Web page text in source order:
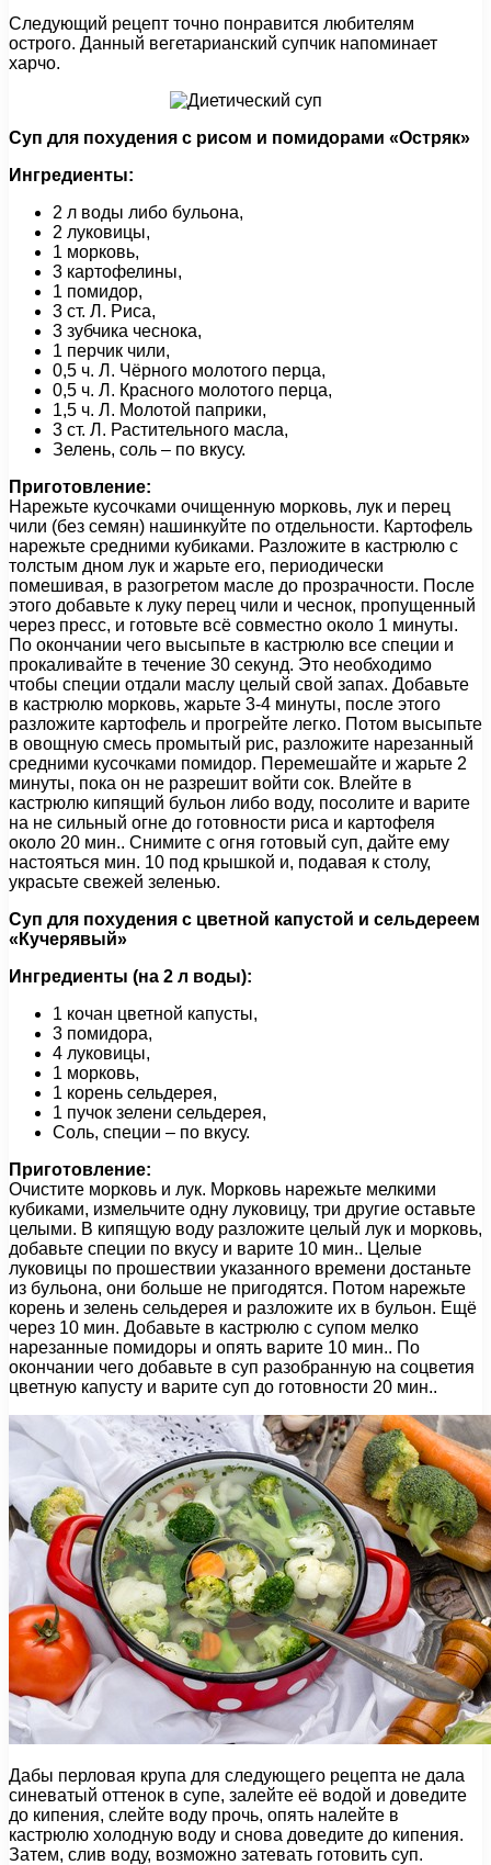
Следующий рецепт точно понравится любителям
острого. Данный вегетарианский супчик напоминает
харчо.
Суп для похудения с рисом и помидорами «Остряк»
Ингредиенты:
2 л воды либо бульона,
2 луковицы,
1 морковь,
3 картофелины,
1 помидор,
3 ст. Л. Риса,
3 зубчика чеснока,
1 перчик чили,
0,5 ч. Л. Чёрного молотого перца,
0,5 ч. Л. Красного молотого перца,
1,5 ч. Л. Молотой паприки,
3 ст. Л. Растительного масла,
Зелень, соль – по вкусу.
Приготовление:
Нарежьте кусочками очищенную морковь, лук и перец
чили (без семян) нашинкуйте по отдельности. Картофель
нарежьте средними кубиками. Разложите в кастрюлю с
толстым дном лук и жарьте его, периодически
помешивая, в разогретом масле до прозрачности. После
этого добавьте к луку перец чили и чеснок, пропущенный
через пресс, и готовьте всё совместно около 1 минуты.
По окончании чего высыпьте в кастрюлю все специи и
прокаливайте в течение 30 секунд. Это необходимо
чтобы специи отдали маслу целый свой запах. Добавьте
в кастрюлю морковь, жарьте 3-4 минуты, после этого
разложите картофель и прогрейте легко. Потом высыпьте
в овощную смесь промытый рис, разложите нарезанный
средними кусочками помидор. Перемешайте и жарьте 2
минуты, пока он не разрешит войти сок. Влейте в
кастрюлю кипящий бульон либо воду, посолите и варите
на не сильный огне до готовности риса и картофеля
около 20 мин.. Снимите с огня готовый суп, дайте ему
настояться мин. 10 под крышкой и, подавая к столу,
украсьте свежей зеленью.
Суп для похудения с цветной капустой и сельдереем
«Кучерявый»
Ингредиенты (на 2 л воды):
1 кочан цветной капусты,
3 помидора,
4 луковицы,
1 морковь,
1 корень сельдерея,
1 пучок зелени сельдерея,
Соль, специи – по вкусу.
Приготовление:
Очистите морковь и лук. Морковь нарежьте мелкими
кубиками, измельчите одну луковицу, три другие оставьте
целыми. В кипящую воду разложите целый лук и морковь,
добавьте специи по вкусу и варите 10 мин.. Целые
луковицы по прошествии указанного времени достаньте
из бульона, они больше не пригодятся. Потом нарежьте
корень и зелень сельдерея и разложите их в бульон. Ещё
через 10 мин. Добавьте в кастрюлю с супом мелко
нарезанные помидоры и опять варите 10 мин.. По
окончании чего добавьте в суп разобранную на соцветия
цветную капусту и варите суп до готовности 20 мин..
Дабы перловая крупа для следующего рецепта не дала
синеватый оттенок в супе, залейте её водой и доведите
до кипения, слейте воду прочь, опять налейте в
кастрюлю холодную воду и снова доведите до кипения.
Затем, слив воду, возможно затевать готовить суп.